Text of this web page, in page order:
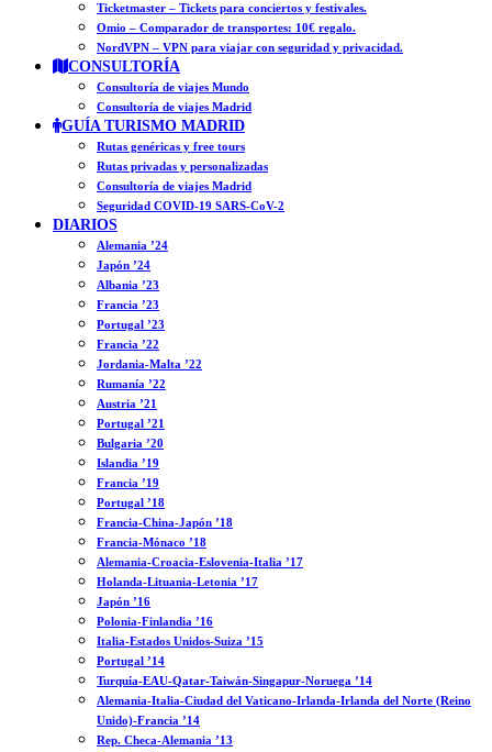
Ticketmaster – Tickets para conciertos y festivales.
Omio – Comparador de transportes: 10€ regalo.
NordVPN – VPN para viajar con seguridad y privacidad.
CONSULTORÍA
Consultoría de viajes Mundo
Consultoría de viajes Madrid
GUÍA TURISMO MADRID
Rutas genéricas y free tours
Rutas privadas y personalizadas
Consultoría de viajes Madrid
Seguridad COVID-19 SARS-CoV-2
DIARIOS
Alemania ’24
Japón ’24
Albania ’23
Francia ’23
Portugal ’23
Francia ’22
Jordania-Malta ’22
Rumanía ’22
Austria ’21
Portugal ’21
Bulgaria ’20
Islandia ’19
Francia ’19
Portugal ’18
Francia-China-Japón ’18
Francia-Mónaco ’18
Alemania-Croacia-Eslovenia-Italia ’17
Holanda-Lituania-Letonia ’17
Japón ’16
Polonia-Finlandia ’16
Italia-Estados Unidos-Suiza ’15
Portugal ’14
Turquía-EAU-Qatar-Taiwán-Singapur-Noruega ’14
Alemania-Italia-Ciudad del Vaticano-Irlanda-Irlanda del Norte (Reino
Unido)-Francia ’14
Rep. Checa-Alemania ’13